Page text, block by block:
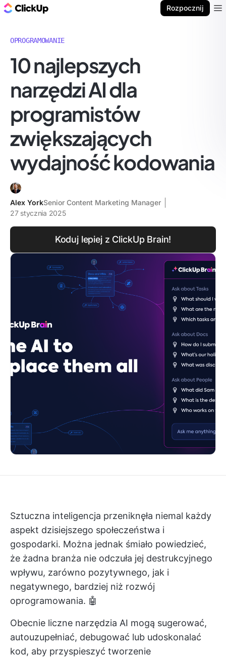
Rozpocznij
OPROGRAMOWANIE
10 najlepszych
narzędzi AI dla
programistów
zwiększających
wydajność kodowania
Alex YorkSenior Content Marketing Manager
27 stycznia 2025
Koduj lepiej z ClickUp Brain!
Sztuczna inteligencja przeniknęła niemal każdy
aspekt dzisiejszego społeczeństwa i
gospodarki. Można jednak śmiało powiedzieć,
że żadna branża nie odczuła jej destrukcyjnego
wpływu, zarówno pozytywnego, jak i
negatywnego, bardziej niż rozwój
oprogramowania. 🤖
Obecnie liczne narzędzia AI mogą sugerować,
autouzupełniać, debugować lub udoskonalać
kod, aby przyspieszyć tworzenie